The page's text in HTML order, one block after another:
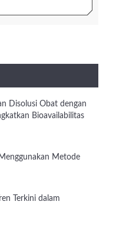
Disolusi Obat dengan
Bioavailabilitas
Metode
Terkini dalam